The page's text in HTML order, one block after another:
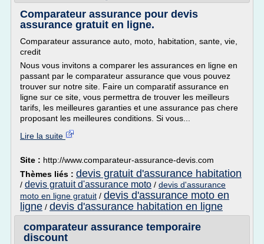
Comparateur assurance pour devis
assurance gratuit en ligne.
Comparateur assurance auto, moto, habitation, sante, vie,
credit
Nous vous invitons a comparer les assurances en ligne en
passant par le comparateur assurance que vous pouvez
trouver sur notre site. Faire un comparatif assurance en
ligne sur ce site, vous permettra de trouver les meilleurs
tarifs, les meilleures garanties et une assurance pas chere
proposant les meilleures conditions. Si vous...
Lire la suite
Site : http://www.comparateur-assurance-devis.com
Thèmes liés : devis gratuit d'assurance habitation
/ devis gratuit d'assurance moto / devis d'assurance
moto en ligne gratuit / devis d'assurance moto en
ligne / devis d'assurance habitation en ligne
comparateur assurance temporaire
discount